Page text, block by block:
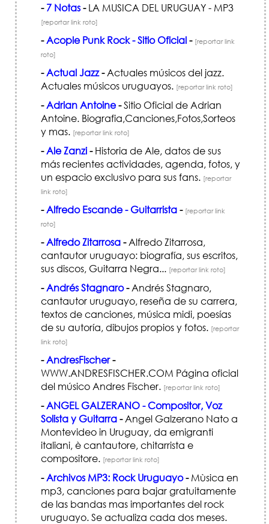
- 7 Notas-LA MUSICA DEL URUGUAY - MP3
[reportar link roto]
-Acople Punk Rock - Sitio Oficial- [reportar link
roto]
-Actual Jazz-Actuales músicos del jazz.
Actuales músicos uruguayos. [reportar link roto]
-Adrian Antoine-Sitio Oficial de Adrian
Antoine. Biografia,Canciones,Fotos,Sorteos
y mas. [reportar link roto]
-Ale Zanzi-Historia de Ale, datos de sus
más recientes actividades, agenda, fotos, y
un espacio exclusivo para sus fans. [reportar
link roto]
-Alfredo Escande - Guitarrista- [reportar link
roto]
-Alfredo Zitarrosa-Alfredo Zitarrosa,
cantautor uruguayo: biografía, sus escritos,
sus discos, Guitarra Negra... [reportar link roto]
-Andrés Stagnaro-Andrés Stagnaro,
cantautor uruguayo, reseña de su carrera,
textos de canciones, música midi, poesías
de su autoría, dibujos propios y fotos. [reportar
link roto]
-AndresFischer-
WWW.ANDRESFISCHER.COM Página oficial
del músico Andres Fischer. [reportar link roto]
-ANGEL GALZERANO - Compositor, Voz
Solista y Guitarra-Angel Galzerano Nato a
Montevideo in Uruguay, da emigranti
italiani, è cantautore, chitarrista e
compositore. [reportar link roto]
-Archivos MP3: Rock Uruguayo-Mùsica en
mp3, canciones para bajar gratuitamente
de las bandas mas importantes del rock
uruguayo. Se actualiza cada dos meses.